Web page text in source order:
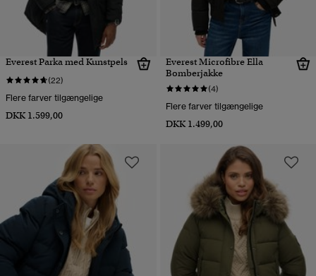
Everest Parka med Kunstpels
(22)
Flere farver tilgængelige
DKK 1.599,00
Everest Microfibre Ella
Bomberjakke
(4)
Flere farver tilgængelige
DKK 1.499,00